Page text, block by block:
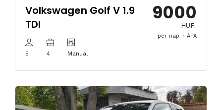
Volkswagen Golf V 1.9
TDI
5 4 Manual
9000
HUF
per nap + ÁFA